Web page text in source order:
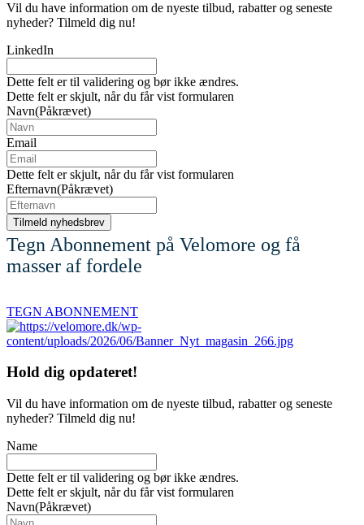
Vil du have information om de nyeste tilbud, rabatter og seneste
nyheder? Tilmeld dig nu!
LinkedIn
Dette felt er til validering og bør ikke ændres.
Dette felt er skjult, når du får vist formularen
Navn(Påkrævet)
Email
Dette felt er skjult, når du får vist formularen
Efternavn(Påkrævet)
Tegn Abonnement på Velomore og få
masser af fordele
TEGN ABONNEMENT
Hold dig opdateret!
Vil du have information om de nyeste tilbud, rabatter og seneste
nyheder? Tilmeld dig nu!
Name
Dette felt er til validering og bør ikke ændres.
Dette felt er skjult, når du får vist formularen
Navn(Påkrævet)